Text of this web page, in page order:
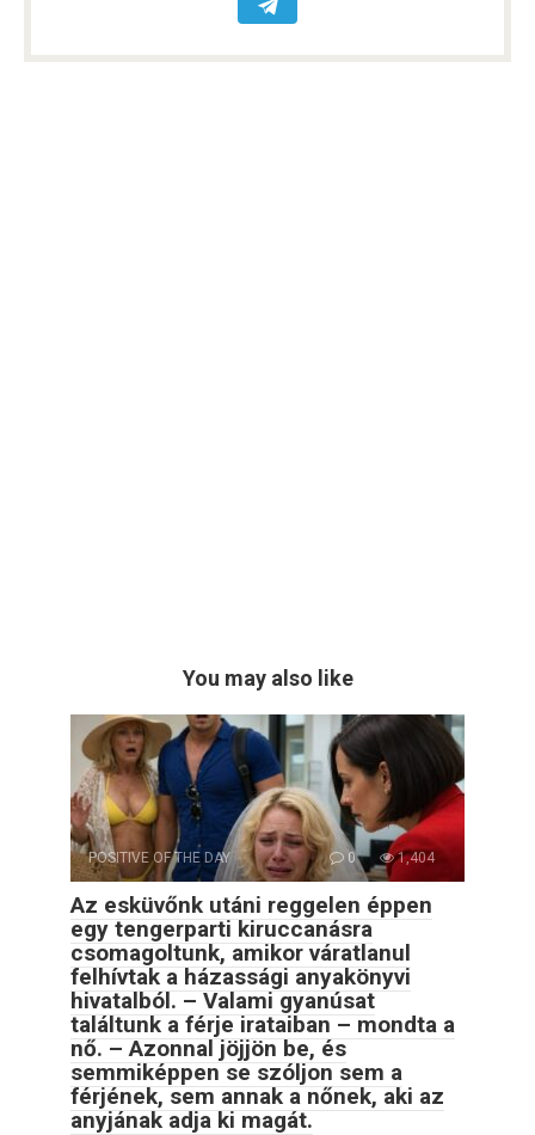
You may also like
POSITIVE OF THE DAY 0 1,404
Az esküvőnk utáni reggelen éppen
egy tengerparti kiruccanásra
csomagoltunk, amikor váratlanul
felhívtak a házassági anyakönyvi
hivatalból. – Valami gyanúsat
találtunk a férje irataiban – mondta a
nő. – Azonnal jöjjön be, és
semmiképpen se szóljon sem a
férjének, sem annak a nőnek, aki az
anyjának adja ki magát.